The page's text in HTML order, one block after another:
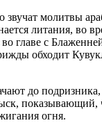
звучат молитвы
литания, во
главе с
обходит
до
показывающий,
огня.